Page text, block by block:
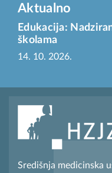
Aktualno
Edukacija:
školama
14. 10. 2026.
Središnja medicinska